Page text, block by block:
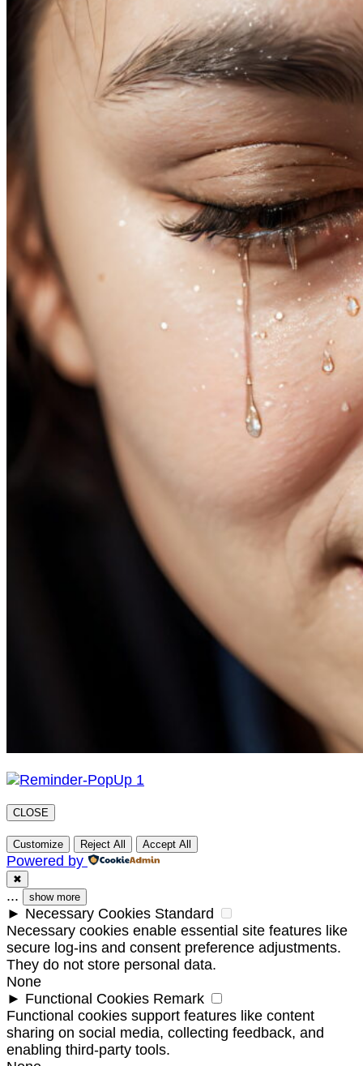
CLOSE
Customize Reject All Accept All
Powered by
✖
... show more
► Necessary Cookies Standard
Necessary cookies enable essential site features like
secure log-ins and consent preference adjustments.
They do not store personal data.
None
► Functional Cookies Remark
Functional cookies support features like content
sharing on social media, collecting feedback, and
enabling third-party tools.